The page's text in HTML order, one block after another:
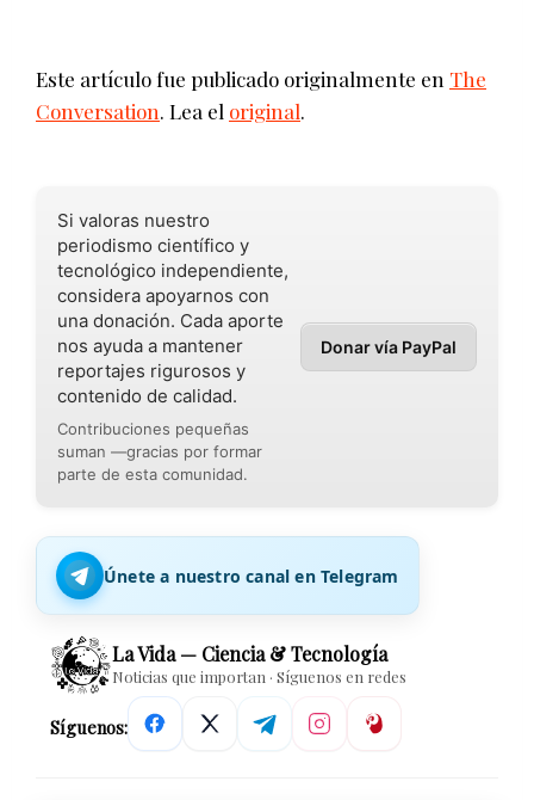
Este artículo fue publicado originalmente en The
Conversation. Lea el original.
Si valoras nuestro
periodismo científico y
tecnológico independiente,
considera apoyarnos con
una donación. Cada aporte
nos ayuda a mantener
reportajes rigurosos y
contenido de calidad.
Contribuciones pequeñas
suman —gracias por formar
parte de esta comunidad.
Donar vía PayPal
Únete a nuestro canal en Telegram
La Vida — Ciencia & Tecnología
Noticias que importan · Síguenos en redes
Síguenos: